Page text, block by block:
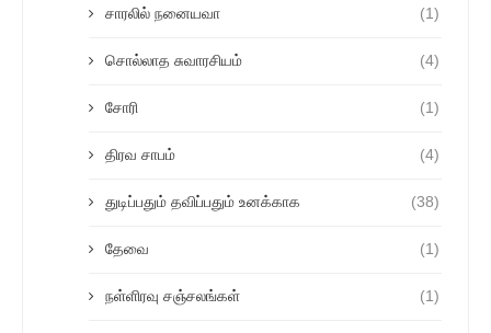
சாரலில் நனையவா (1)
சொல்லாத சுவாரசியம் (4)
சோரி (1)
திரவ சாபம் (4)
துடிப்பதும் தவிப்பதும் உனக்காக (38)
தேவை (1)
நள்ளிரவு சஞ்சலங்கள் (1)